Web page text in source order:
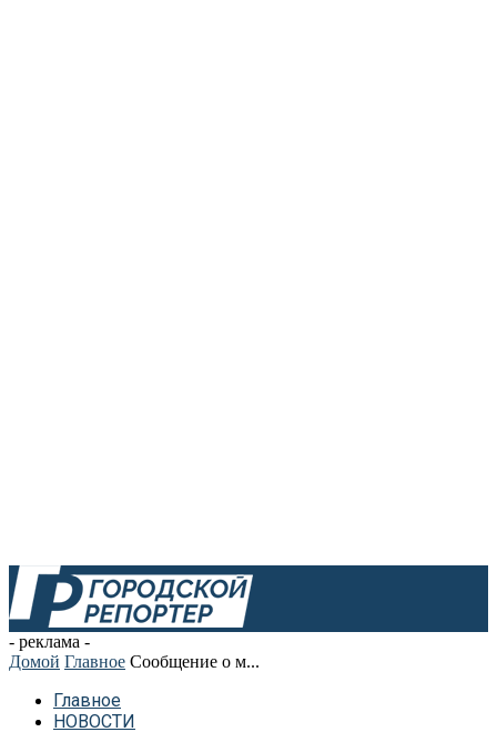
- реклама -
Домой Главное Сообщение о м...
Главное
НОВОСТИ